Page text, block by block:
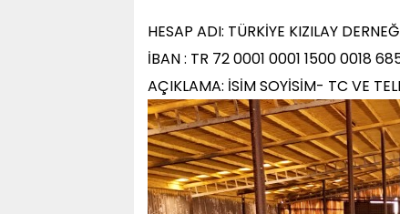
HESAP ADI: TÜRKİYE KIZILAY
İBAN : TR 72 0001 0001 1500 0018
AÇIKLAMA: İSİM SOYİSİM- TC VE